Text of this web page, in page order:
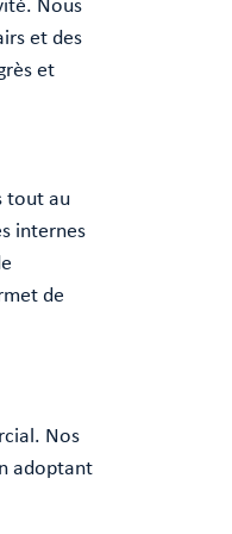
et des
et
tout au
internes
de
Nos
adoptant